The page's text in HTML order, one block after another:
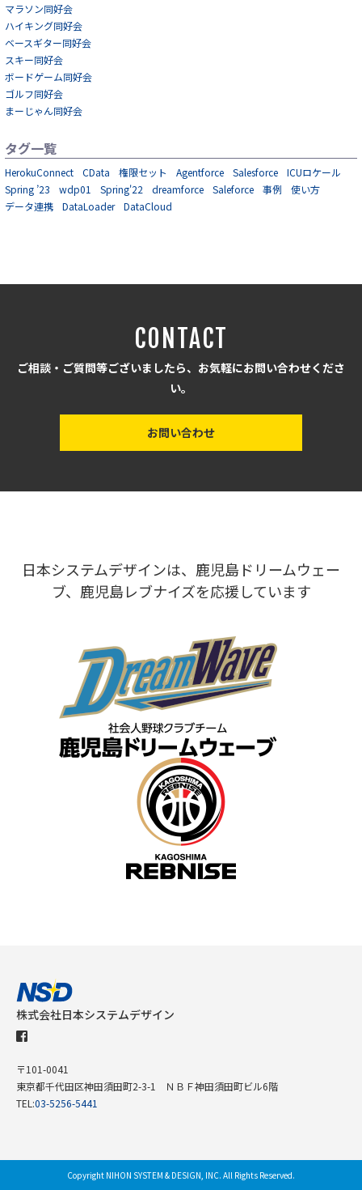
マラソン同好会
ハイキング同好会
ベースギター同好会
スキー同好会
ボードゲーム同好会
ゴルフ同好会
まーじゃん同好会
タグ一覧
HerokuConnect CData 権限セット Agentforce Salesforce
ICUロケール
Spring ’23
wdp01 Spring'22 dreamforce Saleforce 事例
使い方
データ連携
DataLoader DataCloud
CONTACT
ご相談・ご質問等ございましたら、お気軽にお問い合わせくださ
い。
お問い合わせ
日本システムデザインは、鹿児島ドリームウェー
ブ、鹿児島レブナイズを応援しています
株式会社日本システムデザイン
〒101-0041
東京都千代田区神田須田町2-3-1 ＮＢＦ神田須田町ビル6階
TEL:03-5256-5441
Copyright NIHON SYSTEM & DESIGN, INC. All Rights Reserved.